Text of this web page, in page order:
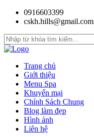
0916603399
cskh.hills@gmail.com
Trang chủ
Giới thiệu
Menu Spa
Khuyến mại
Chính Sách Chung
Blog làm đẹp
Hình ảnh
Liên hệ